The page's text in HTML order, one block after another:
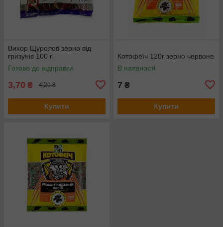
Вихор Щуролов зерно від
гризунів 100 г.
Готово до відправки
3,70 ₴ 4,20 ₴
Купити
Котофеїч 120г зерно червоне
В наявності
7 ₴
Купити